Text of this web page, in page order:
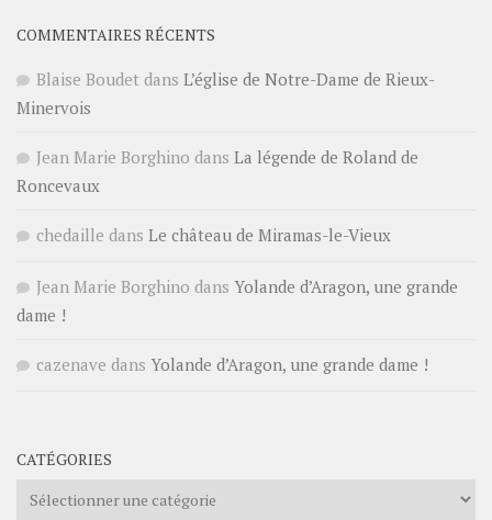
COMMENTAIRES RÉCENTS
Blaise Boudet dans L’église de Notre-Dame de Rieux-
Minervois
Jean Marie Borghino dans La légende de Roland de
Roncevaux
chedaille dans Le château de Miramas-le-Vieux
Jean Marie Borghino dans Yolande d’Aragon, une grande
dame !
cazenave dans Yolande d’Aragon, une grande dame !
CATÉGORIES
Catégories